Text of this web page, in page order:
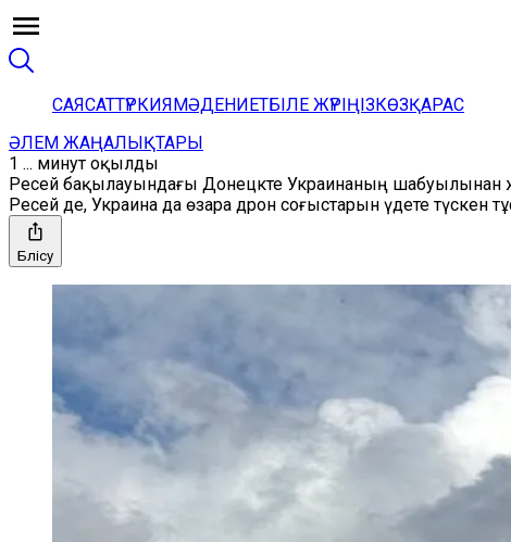
САЯСАТТҮРКИЯМӘДЕНИЕТБІЛЕ ЖҮРІҢІЗКӨЗҚАРАС
ӘЛЕМ ЖАҢАЛЫҚТАРЫ
1 ... минут оқылды
Ресей бақылауындағы Донецкте Украинаның шабуылынан
Ресей де, Украина да өзара дрон соғыстарын үдете
Бөлісу